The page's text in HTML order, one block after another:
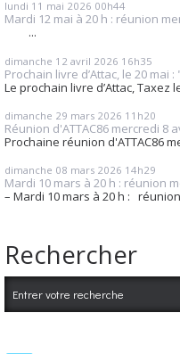
lundi 11 mai 2026 00h44
Mardi 12 mai à 20 h : réunion
...
dimanche 12 avril 2026 16h35
Prochain livre d’Attac, le 20 mai :
Le prochain livre d’Attac, Taxez
dimanche 29 mars 2026 11h20
Réunion d'ATTAC86 mercredi 8
Prochaine réunion d'ATTAC86
dimanche 08 mars 2026 14h29
Mardi 10 mars à 20 h : réunion
– Mardi 10 mars à 20 h :
Rechercher